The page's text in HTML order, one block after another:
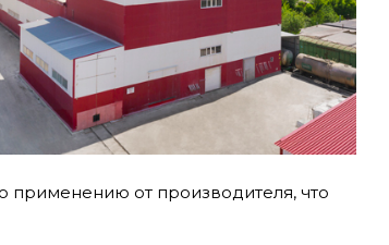
от производителя, что